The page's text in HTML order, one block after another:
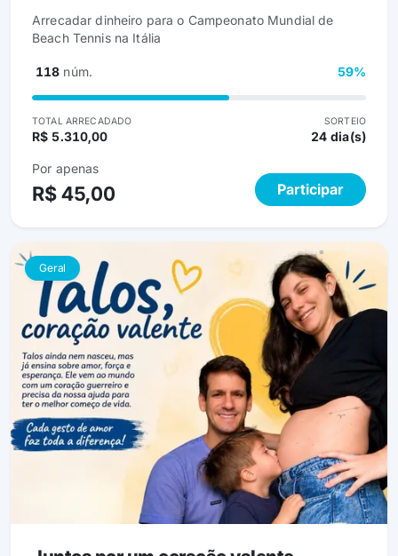
Arrecadar dinheiro para o Campeonato Mundial de
Beach Tennis na Itália
118 núm. 59%
TOTAL ARRECADADO
R$ 5.310,00
SORTEIO
24 dia(s)
Por apenas
R$ 45,00 Participar
Geral